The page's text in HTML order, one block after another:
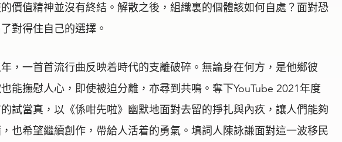
價值精神並沒有終結。解散之後，組織裏的個體該如何自處？面對恐
對得住自己的選擇。
，一首首流行曲反映着時代的支離破碎。無論身在何方，是他鄉彼
能撫慰人心，即使被迫分離，亦尋到共鳴。奪下YouTube 2021年度
的試當真，以《係咁先啦》幽默地面對去留的掙扎與內疚，讓人們能夠
也希望繼續創作，帶給人活着的勇氣。填詞人陳詠謙面對這一波移民